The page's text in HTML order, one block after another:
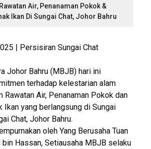
Air, Penanaman Pokok &
Ikan Di Sungai Chat, Johor Bahru
| Persisiran Sungai Chat
Johor Bahru (MBJB) hari ini
terhadap kelestarian alam
Rawatan Air, Penanaman Pokok dan
Ikan yang berlangsung di Sungai
Chat, Johor Bahru.
oleh Yang Berusaha Tuan
bin Hassan, Setiausaha MBJB selaku